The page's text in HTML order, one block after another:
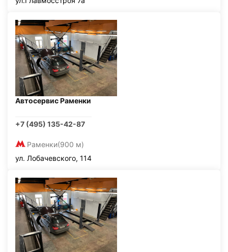
Автосервис Раменки
+7 (495) 135-42-87
Раменки(900 м)
ул. Лобачевского, 114